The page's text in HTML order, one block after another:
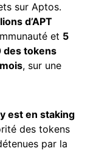
sur Aptos.
d’APT
et 5
des tokens
, sur une
est en staking
des tokens
par la